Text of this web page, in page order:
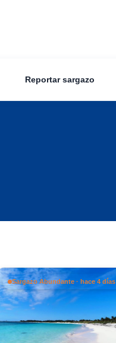
Reportar sargazo
Sargazo Abundante · hace 4 días